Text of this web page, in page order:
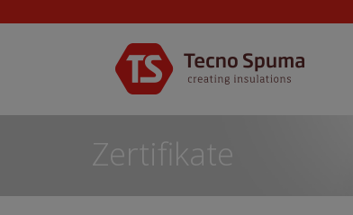
Zertifikate